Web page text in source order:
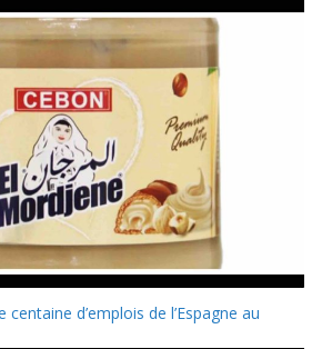
centaine d’emplois de l’Espagne au